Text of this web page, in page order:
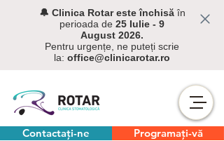
🔔 Clinica Rotar este închisăîn
perioada de 25 Iulie - 9
August 2026.
Pentru urgențe, ne puteți scrie
la: office@clinicarotar.ro
Contactați-ne Programați-vă